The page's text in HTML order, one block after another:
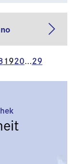
1920...29